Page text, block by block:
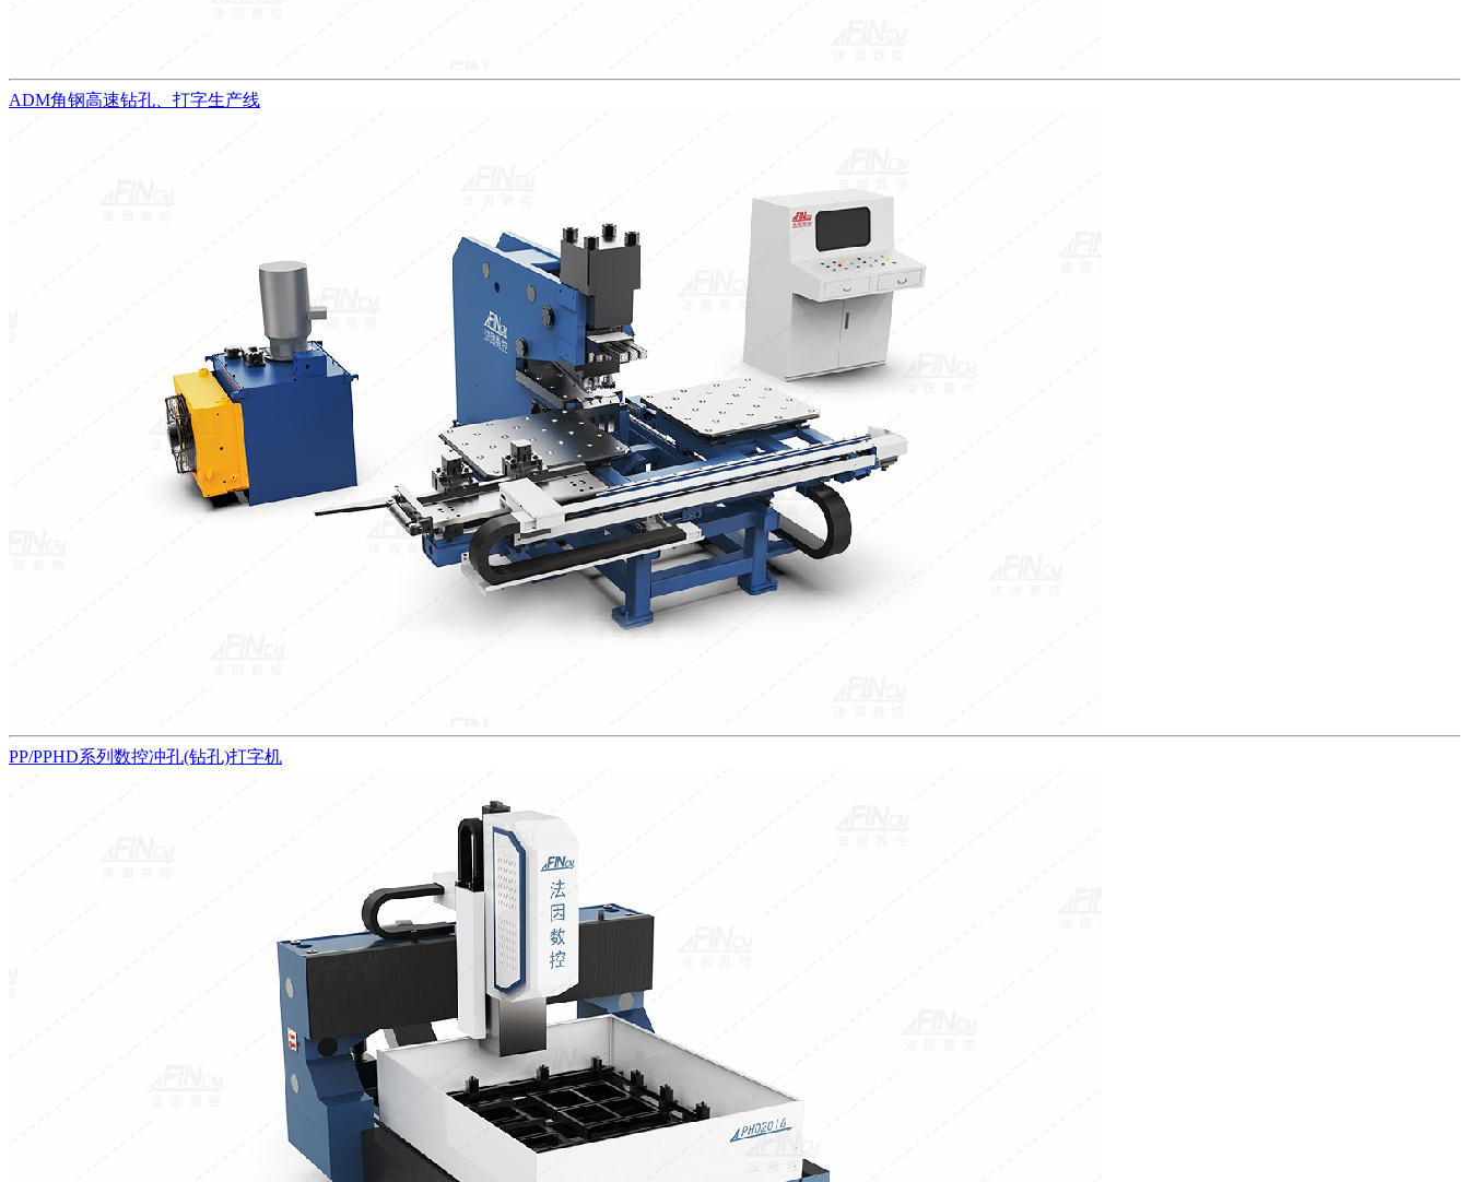
ADM角钢高速钻孔、打字生产线
PP/PPHD系列数控冲孔(钻孔)打字机